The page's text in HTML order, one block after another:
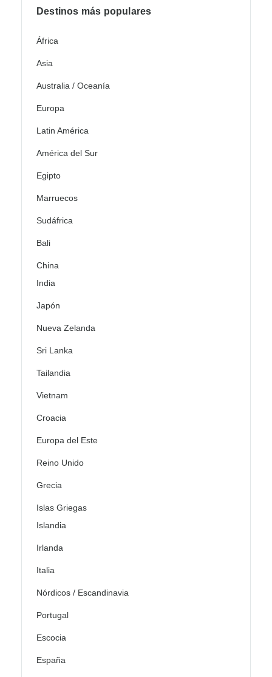
Destinos más populares
África
Asia
Australia / Oceanía
Europa
Latin América
América del Sur
Egipto
Marruecos
Sudáfrica
Bali
China
India
Japón
Nueva Zelanda
Sri Lanka
Tailandia
Vietnam
Croacia
Europa del Este
Reino Unido
Grecia
Islas Griegas
Islandia
Irlanda
Italia
Nórdicos / Escandinavia
Portugal
Escocia
España